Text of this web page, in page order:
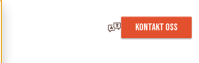
KONTAKT OSS